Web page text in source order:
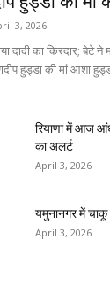
3, 2026
दादी का किरदार; बेटे
हुड्डा की मां आशा
रियाणा में आज
का अलर्ट
April 3, 2026
यमुनानगर में
April 3, 2026